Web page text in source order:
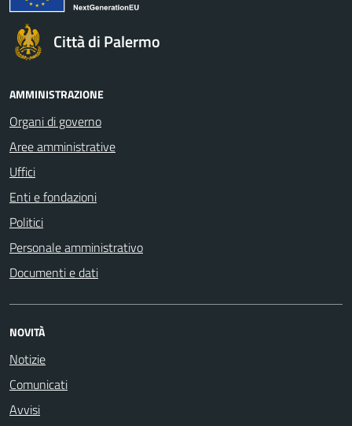
Città di Palermo
AMMINISTRAZIONE
Organi di governo
Aree amministrative
Uffici
Enti e fondazioni
Politici
Personale amministrativo
Documenti e dati
NOVITÀ
Notizie
Comunicati
Avvisi